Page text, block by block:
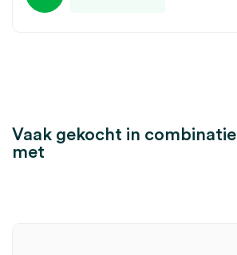
Vaak gekocht in combinatie
met